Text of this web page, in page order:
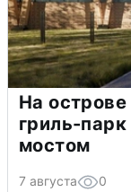
На
гриль-
мостом
7 августа 0